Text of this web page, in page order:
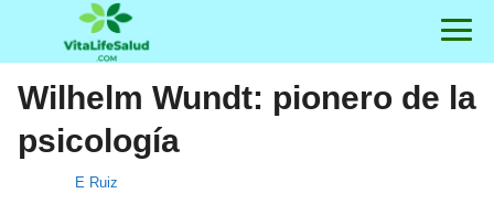
Wilhelm Wundt: pionero de la
psicología
E Ruiz